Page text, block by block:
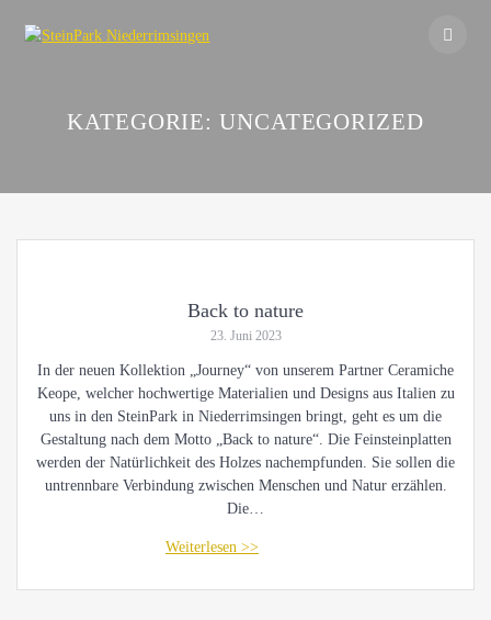
KATEGORIE:UNCATEGORIZED
Back to nature
23. Juni 2023
In der neuen Kollektion „Journey“ von unserem Partner Ceramiche
Keope, welcher hochwertige Materialien und Designs aus Italien zu
uns in den SteinPark in Niederrimsingen bringt, geht es um die
Gestaltung nach dem Motto „Back to nature“. Die Feinsteinplatten
werden der Natürlichkeit des Holzes nachempfunden. Sie sollen die
untrennbare Verbindung zwischen Menschen und Natur erzählen.
Die…